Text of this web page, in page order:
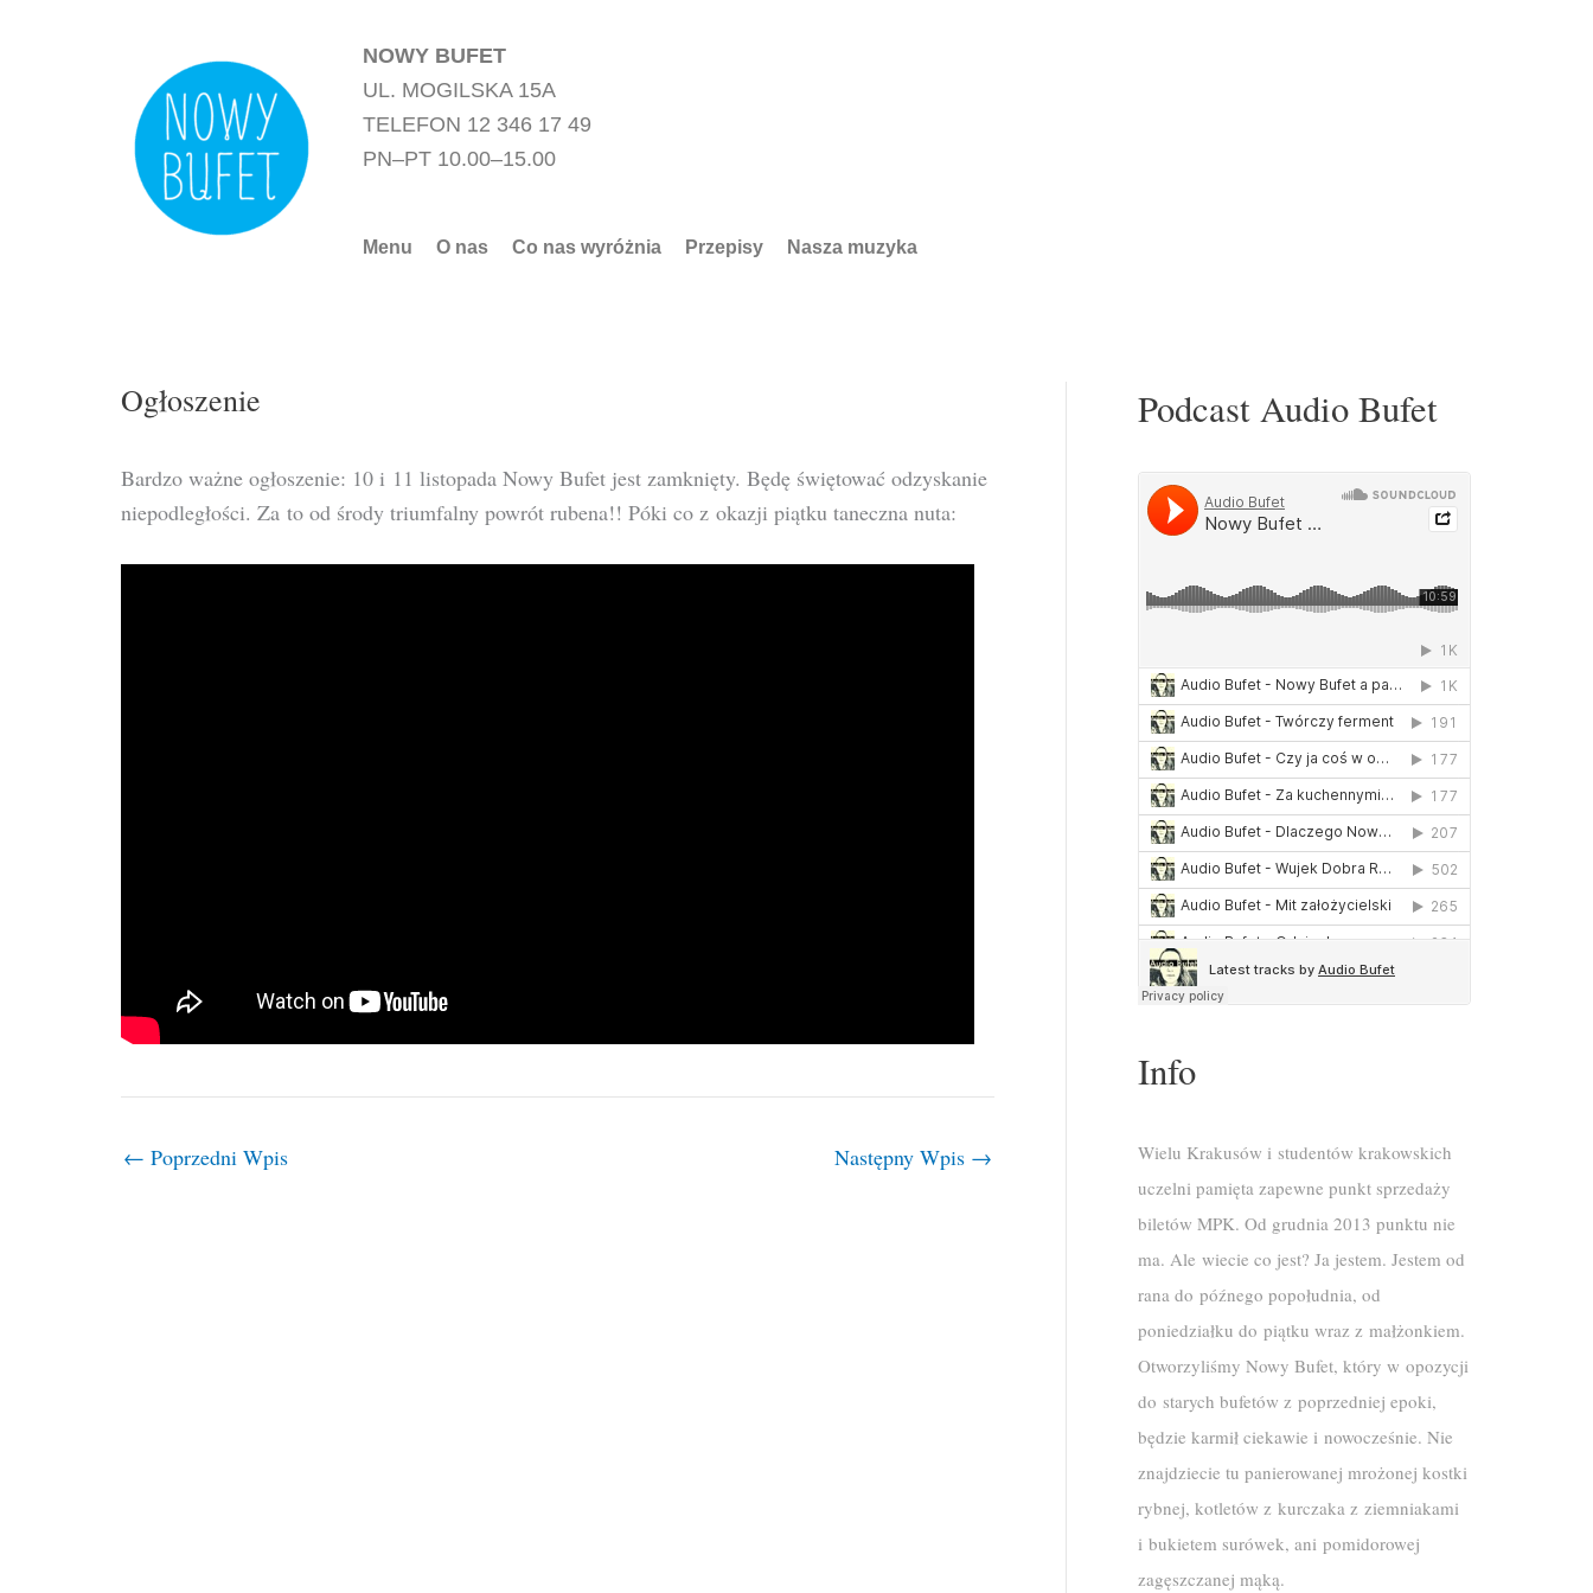
NOWY BUFET
UL. MOGILSKA 15A
TELEFON 12 346 17 49
PN–PT 10.00–15.00
Menu O nas Co nas wyróżnia Przepisy Nasza muzyka
Ogłoszenie
Bardzo ważne ogłoszenie: 10 i 11 listopada Nowy Bufet jest zamknięty. Będę świętować odzyskanie
niepodległości. Za to od środy triumfalny powrót rubena!! Póki co z okazji piątku taneczna nuta:
← Poprzedni Wpis Następny Wpis →
Podcast Audio Bufet
Info
Wielu Krakusów i studentów krakowskich
uczelni pamięta zapewne punkt sprzedaży
biletów MPK. Od grudnia 2013 punktu nie
ma. Ale wiecie co jest? Ja jestem. Jestem od
rana do późnego popołudnia, od
poniedziałku do piątku wraz z małżonkiem.
Otworzyliśmy Nowy Bufet, który w opozycji
do starych bufetów z poprzedniej epoki,
będzie karmił ciekawie i nowocześnie. Nie
znajdziecie tu panierowanej mrożonej kostki
rybnej, kotletów z kurczaka z ziemniakami
i bukietem surówek, ani pomidorowej
zagęszczanej mąką.